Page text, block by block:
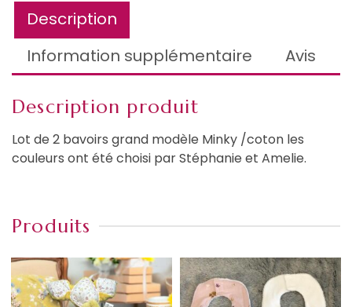
Description
Information supplémentaire
Avis
Description produit
Lot de 2 bavoirs grand modèle Minky /coton les
couleurs ont été choisi par Stéphanie et Amelie.
Produits